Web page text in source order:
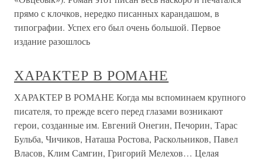
прямо с клочков, нередко писанных карандашом, в
типографии. Успех его был очень большой. Первое
издание разошлось
ХАРАКТЕР В РОМАНЕ
ХАРАКТЕР В РОМАНЕ Когда мы вспоминаем крупного
писателя, то прежде всего перед глазами возникают
герои, созданные им. Евгений Онегин, Печорин, Тарас
Бульба, Чичиков, Наташа Ростова, Раскольников, Павел
Власов, Клим Самгин, Григорий Мелехов… Целая